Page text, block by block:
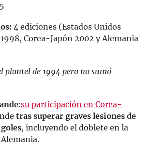
4 ediciones (Estados Unidos
Corea-Japón 2002 y Alemania
plantel de 1994 pero no sumó
su participación en Corea-
tras superar graves lesiones de
, incluyendo el doblete en la